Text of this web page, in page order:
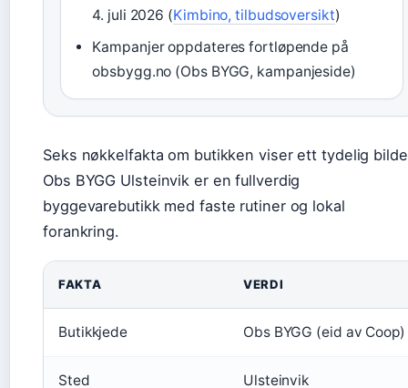
4. juli 2026 (Kimbino, tilbudsoversikt)
Kampanjer oppdateres fortløpende på
obsbygg.no (Obs BYGG, kampanjeside)
Seks nøkkelfakta om butikken viser ett tydelig
Obs BYGG Ulsteinvik er en fullverdig
byggevarebutikk med faste rutiner og lokal
forankring.
FAKTA VERDI
Butikkjede Obs BYGG (eid av Coop)
Sted Ulsteinvik